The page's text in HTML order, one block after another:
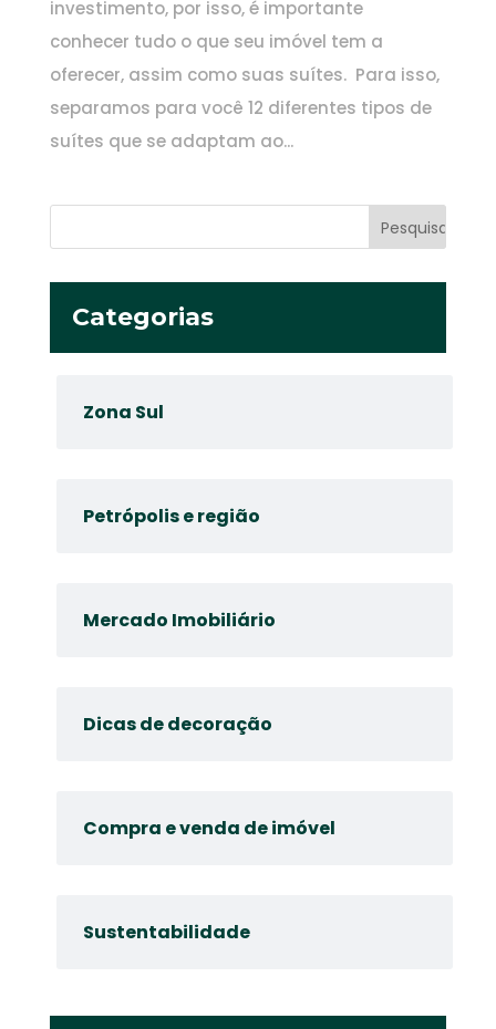
investimento, por isso, é importante
conhecer tudo o que seu imóvel tem a
oferecer, assim como suas suítes. Para isso,
separamos para você 12 diferentes tipos de
suítes que se adaptam ao...
Categorias
Zona Sul
Petrópolis e região
Mercado Imobiliário
Dicas de decoração
Compra e venda de imóvel
Sustentabilidade